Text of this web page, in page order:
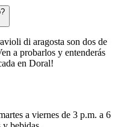
di aragosta son dos de
a probarlos y entenderás
en Doral!
a viernes de 3 p.m. a 6